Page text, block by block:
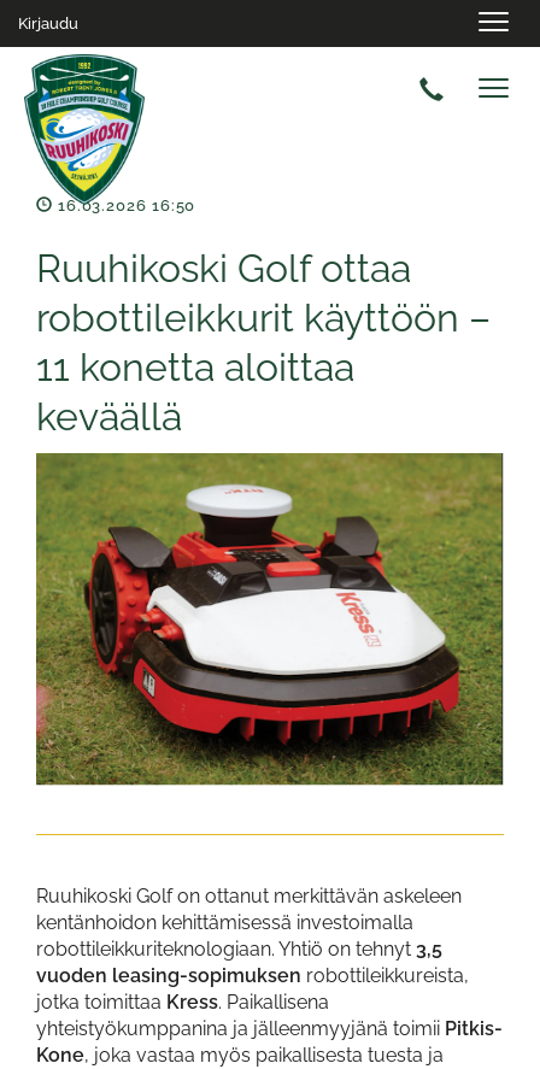
Kirjaudu
16.03.2026 16:50
Ruuhikoski Golf ottaa
robottileikkurit käyttöön –
11 konetta aloittaa
keväällä
Ruuhikoski Golf on ottanut merkittävän askeleen
kentänhoidon kehittämisessä investoimalla
robottileikkuriteknologiaan. Yhtiö on tehnyt 3,5
vuoden leasing-sopimuksen robottileikkureista,
jotka toimittaa Kress. Paikallisena
yhteistyökumppanina ja jälleenmyyjänä toimii Pitkis-
Kone, joka vastaa myös paikallisesta tuesta ja